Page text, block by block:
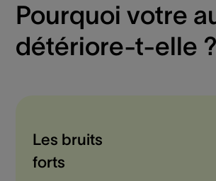
Pourquoi votre
détériore-t-elle ?
Les bruits
forts